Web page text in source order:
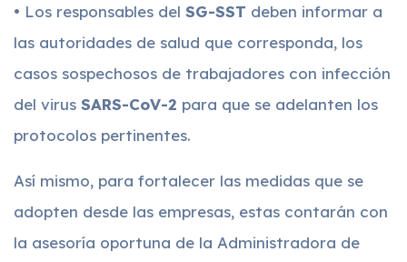
• Los responsables delSG-SST deben informar a
las autoridades de salud que corresponda, los
casos sospechosos de trabajadores con infección
del virusSARS-CoV-2 para que se adelanten los
protocolos pertinentes.
Así mismo, para fortalecer las medidas que se
adopten desde las empresas, estas contarán con
la asesoría oportuna de la Administradora de